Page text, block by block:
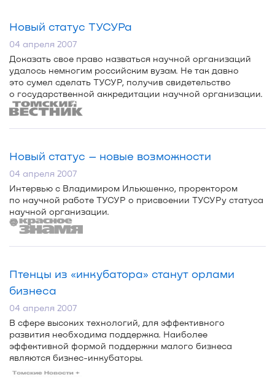
Новый статус ТУСУРа
04 апреля 2007
Доказать свое право назваться научной организаций
удалось немногим российским вузам. Не так давно
это сумел сделать ТУСУР, получив свидетельство
о государственной аккредитации научной организации.
Новый статус – новые возможности
04 апреля 2007
Интервью с Владимиром Ильюшенко, проректором
по научной работе ТУСУР о присвоении ТУСУРу статуса
научной организации.
Птенцы из «инкубатора» станут орлами
бизнеса
04 апреля 2007
В сфере высоких технологий, для эффективного
развития необходима поддержка. Наиболее
эффективной формой поддержки малого бизнеса
являются бизнес-инкубаторы.